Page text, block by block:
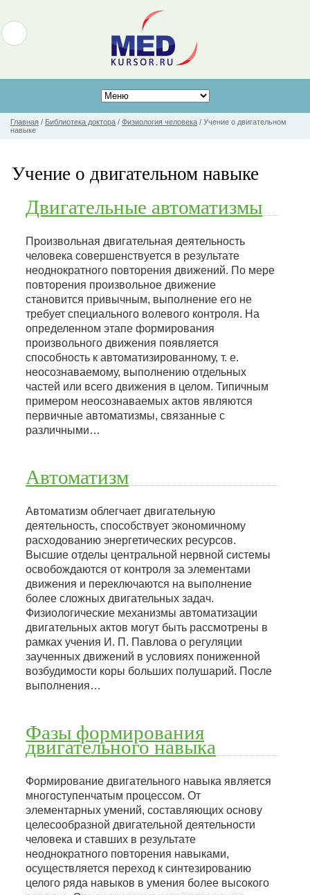
Главная / Библиотека доктора / Физиология человека / Учение о двигательном
навыке
Учение о двигательном навыке
Двигательные автоматизмы
Произвольная двигательная деятельность
человека совершенствуется в результате
неоднократного повторения движений. По мере
повторения произвольное движение
становится привычным, выполнение его не
требует специального волевого контроля. На
определенном этапе формирования
произвольного движения появляется
способность к автоматизированному, т. е.
неосознаваемому, выполнению отдельных
частей или всего движения в целом. Типичным
примером неосознаваемых актов являются
первичные автоматизмы, связанные с
различными…
Автоматизм
Автоматизм облегчает двигательную
деятельность, способствует экономичному
расходованию энергетических ресурсов.
Высшие отделы центральной нервной системы
освобождаются от контроля за элементами
движения и переключаются на выполнение
более сложных двигательных задач.
Физиологические механизмы автоматизации
двигательных актов могут быть рассмотрены в
рамках учения И. П. Павлова о регуляции
заученных движений в условиях пониженной
возбудимости коры больших полушарий. После
выполнения…
Фазы формирования
двигательного навыка
Формирование двигательного навыка является
многоступенчатым процессом. От
элементарных умений, составляющих основу
целесообразной двигательной деятельности
человека и ставших в результате
неоднократного повторения навыками,
осуществляется переход к синтезированию
целого ряда навыков в умения более высокого